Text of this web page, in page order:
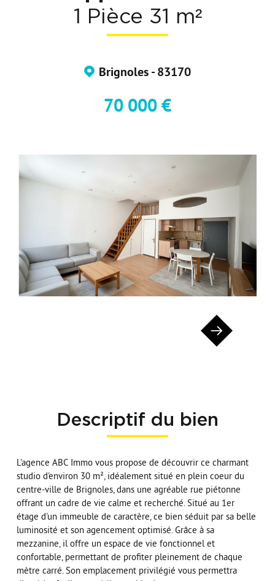
Nos Formations
1 Pièce 31 m²
Brignoles - 83170
70 000 €
Descriptif du bien
L'agence ABC Immo vous propose de découvrir ce charmant
studio d'environ 30 m², idéalement situé en plein coeur du
centre-ville de Brignoles, dans une agréable rue piétonne
offrant un cadre de vie calme et recherché. Situé au 1er
étage d'un immeuble de caractère, ce bien séduit par sa belle
luminosité et son agencement optimisé. Grâce à sa
mezzanine, il offre un espace de vie fonctionnel et
confortable, permettant de profiter pleinement de chaque
mètre carré. Son emplacement privilégié vous permettra